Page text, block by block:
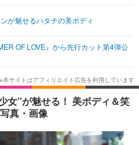
その他
韓国・芸能
スポーツ
グルメ
ショッピング
が魅せるハタチの美ボディ
OF LOVE』から先行カット第4弾公
女”が魅せる！ 美ボディ＆笑
真・画像